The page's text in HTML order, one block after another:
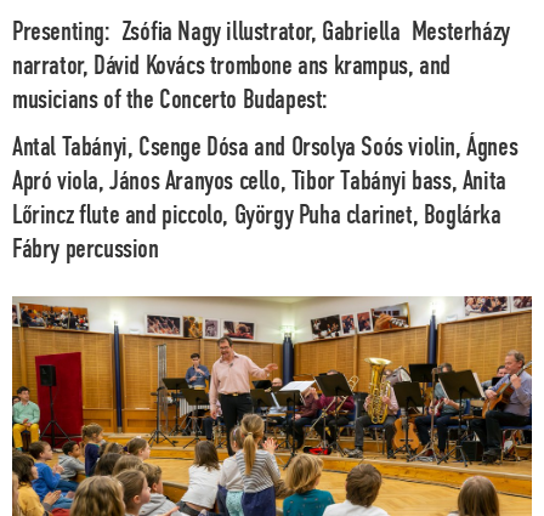
Presenting: Zsófia Nagy illustrator, Gabriella Mesterházy
narrator, Dávid Kovács trombone ans krampus, and
musicians of the Concerto Budapest:
Antal Tabányi, Csenge Dósa and Orsolya Soósviolin,Ágnes
Apró viola,János Aranyos cello, Tibor Tabányi bass, Anita
Lőrinczflute and piccolo, György Puha clarinet, Boglárka
Fábry percussion